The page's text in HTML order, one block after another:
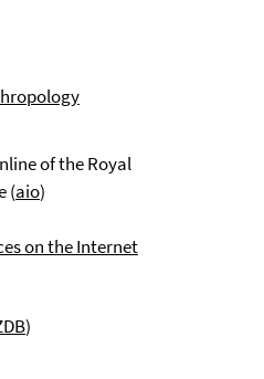
of the Royal
(aio)
on the Internet
)